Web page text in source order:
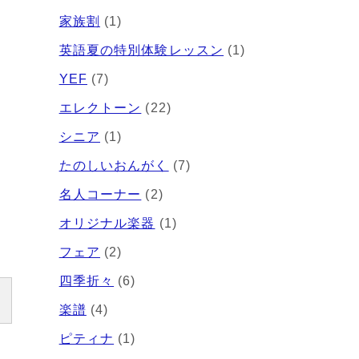
家族割 (1)
英語夏の特別体験レッスン (1)
YEF (7)
エレクトーン (22)
シニア (1)
たのしいおんがく (7)
名人コーナー (2)
オリジナル楽器 (1)
フェア (2)
四季折々 (6)
楽譜 (4)
ピティナ (1)